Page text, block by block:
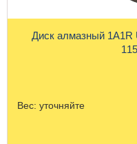
Диск алмазный 1A1R
Вес: уточняйте